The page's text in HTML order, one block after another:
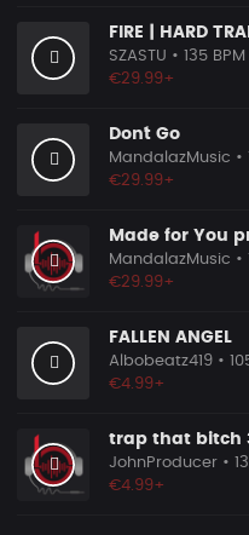
FIRE | HARD
SZASTU • 135 BPM
€29.99+
Don´t Go
MandalazMusic •
€29.99+
Made for You
MandalazMusic •
€29.99+
FALLEN ANGEL
Albobeatz419 •
€4.99+
trap that bitch
JohnProducer •
€4.99+